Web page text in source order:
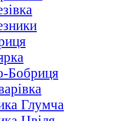
Бобриця
Глумча